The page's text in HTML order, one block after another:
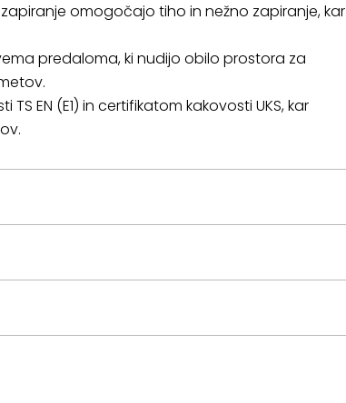
omogočajo tiho in nežno zapiranje, kar
predaloma, ki nudijo obilo prostora za
EN (E1) in certifikatom kakovosti UKS, kar